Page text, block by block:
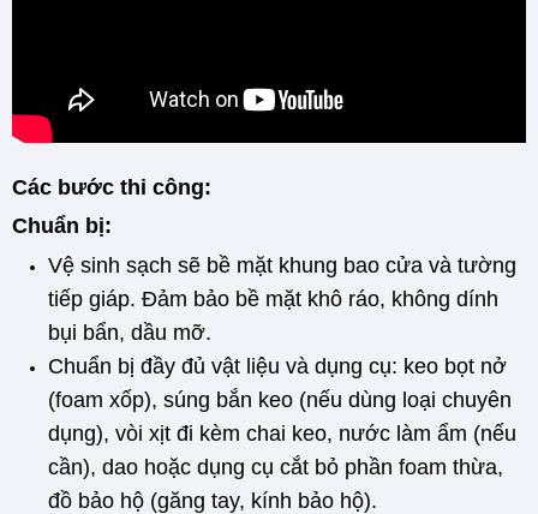
Các bước thi công:
Chuẩn bị:
Vệ sinh sạch sẽ bề mặt khung bao cửa và tường
tiếp giáp. Đảm bảo bề mặt khô ráo, không dính
bụi bẩn, dầu mỡ.
Chuẩn bị đầy đủ vật liệu và dụng cụ: keo bọt nở
(foam xốp), súng bắn keo (nếu dùng loại chuyên
dụng), vòi xịt đi kèm chai keo, nước làm ẩm (nếu
cần), dao hoặc dụng cụ cắt bỏ phần foam thừa,
đồ bảo hộ (găng tay, kính bảo hộ).